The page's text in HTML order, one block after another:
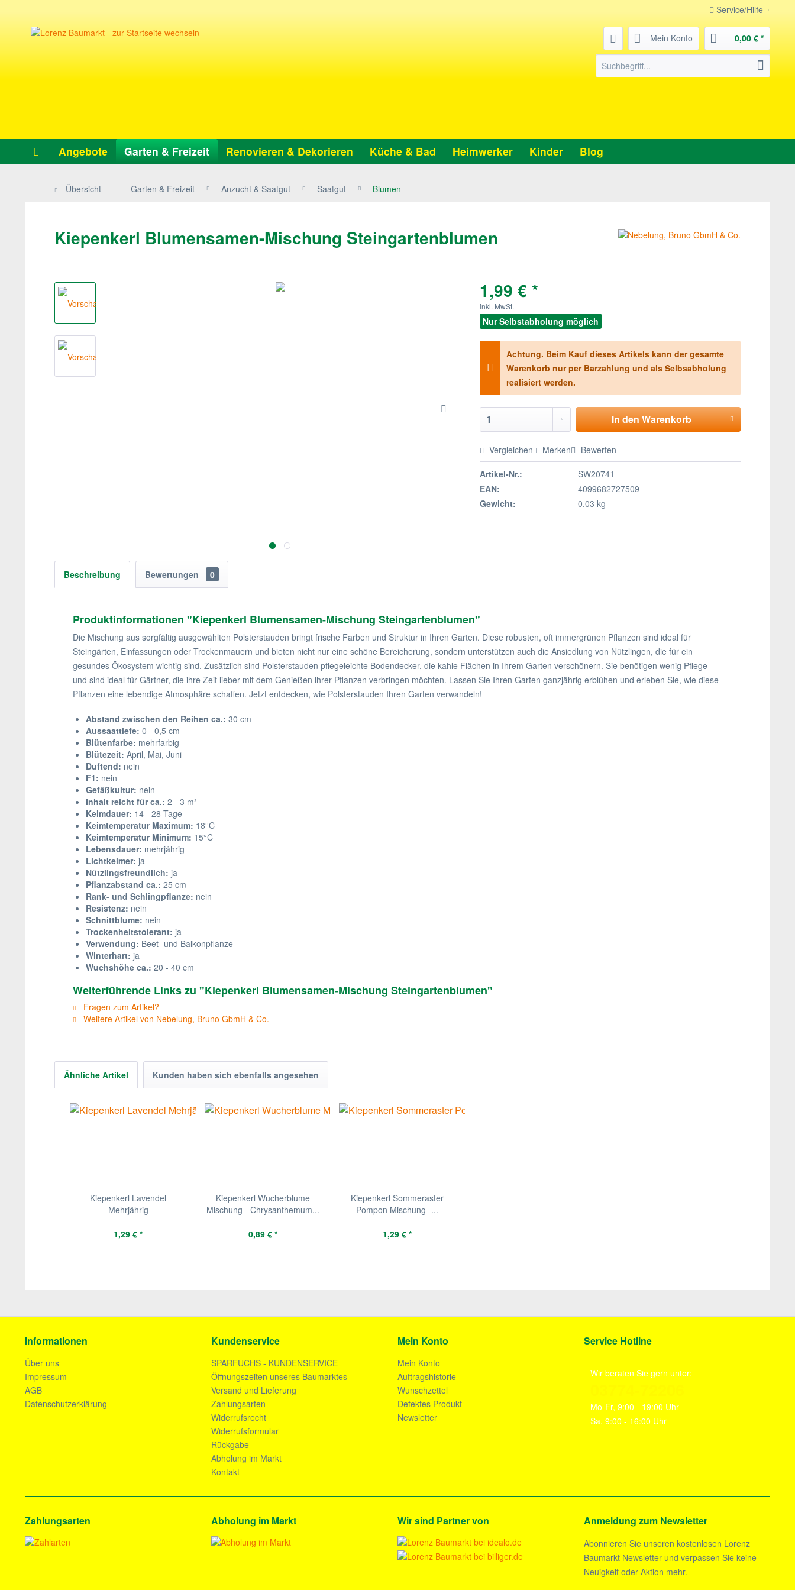
Service/Hilfe
Mein Konto 0,00 € *
Angebote Garten & Freizeit Renovieren & Dekorieren Küche & Bad Heimwerker Kinder Blog
Übersicht Garten & Freizeit Anzucht & Saatgut Saatgut Blumen
Kiepenkerl Blumensamen-Mischung Steingartenblumen
1,99 € *
inkl. MwSt.
Nur Selbstabholung möglich
Achtung. Beim Kauf dieses Artikels kann der gesamte
Warenkorb nur per Barzahlung und als Selbsabholung
realisiert werden.
In denWarenkorb
Vergleichen Merken Bewerten
Artikel-Nr.:
SW20741
EAN:
4099682727509
Gewicht:
0.03 kg
Beschreibung Bewertungen 0
Produktinformationen "Kiepenkerl Blumensamen-Mischung Steingartenblumen"
Die Mischung aus sorgfältig ausgewählten Polsterstauden bringt frische Farben und Struktur in Ihren Garten. Diese robusten, oft immergrünen Pflanzen sind ideal für
Steingärten, Einfassungen oder Trockenmauern und bieten nicht nur eine schöne Bereicherung, sondern unterstützen auch die Ansiedlung von Nützlingen, die für ein
gesundes Ökosystem wichtig sind. Zusätzlich sind Polsterstauden pflegeleichte Bodendecker, die kahle Flächen in Ihrem Garten verschönern. Sie benötigen wenig Pflege
und sind ideal für Gärtner, die ihre Zeit lieber mit dem Genießen ihrer Pflanzen verbringen möchten. Lassen Sie Ihren Garten ganzjährig erblühen und erleben Sie, wie diese
Pflanzen eine lebendige Atmosphäre schaffen. Jetzt entdecken, wie Polsterstauden Ihren Garten verwandeln!
Abstand zwischen den Reihen ca.: 30 cm
Aussaattiefe: 0 - 0,5 cm
Blütenfarbe: mehrfarbig
Blütezeit: April, Mai, Juni
Duftend: nein
F1: nein
Gefäßkultur: nein
Inhalt reicht für ca.: 2 - 3 m²
Keimdauer: 14 - 28 Tage
Keimtemperatur Maximum: 18°C
Keimtemperatur Minimum: 15°C
Lebensdauer: mehrjährig
Lichtkeimer: ja
Nützlingsfreundlich: ja
Pflanzabstand ca.: 25 cm
Rank- und Schlingpflanze: nein
Resistenz: nein
Schnittblume: nein
Trockenheitstolerant: ja
Verwendung: Beet- und Balkonpflanze
Winterhart: ja
Wuchshöhe ca.: 20 - 40 cm
Weiterführende Links zu "Kiepenkerl Blumensamen-Mischung Steingartenblumen"
Fragen zum Artikel?
Weitere Artikel von Nebelung, Bruno GbmH & Co.
Ähnliche Artikel Kunden haben sich ebenfalls angesehen
Kiepenkerl Lavendel
Mehrjährig
1,29 € *
Kiepenkerl Wucherblume
Mischung - Chrysanthemum...
0,89 € *
Kiepenkerl Sommeraster
Pompon Mischung -...
1,29 € *
Informationen
Über uns
Impressum
AGB
Datenschutzerklärung
Kundenservice
SPARFUCHS - KUNDENSERVICE
Öffnungszeiten unseres Baumarktes
Versand und Lieferung
Zahlungsarten
Widerrufsrecht
Widerrufsformular
Rückgabe
Abholung im Markt
Kontakt
Mein Konto
Mein Konto
Auftragshistorie
Wunschzettel
Defektes Produkt
Newsletter
Service Hotline
Wir beraten Sie gern unter:
Mo-Fr, 9:00 - 19:00 Uhr
Sa. 9:00 - 16:00 Uhr
Zahlungsarten Abholung im Markt Wir sind Partner von Anmeldung zum Newsletter
Abonnieren Sie unseren kostenlosen Lorenz
Baumarkt Newsletter und verpassen Sie keine
Neuigkeit oder Aktion mehr.